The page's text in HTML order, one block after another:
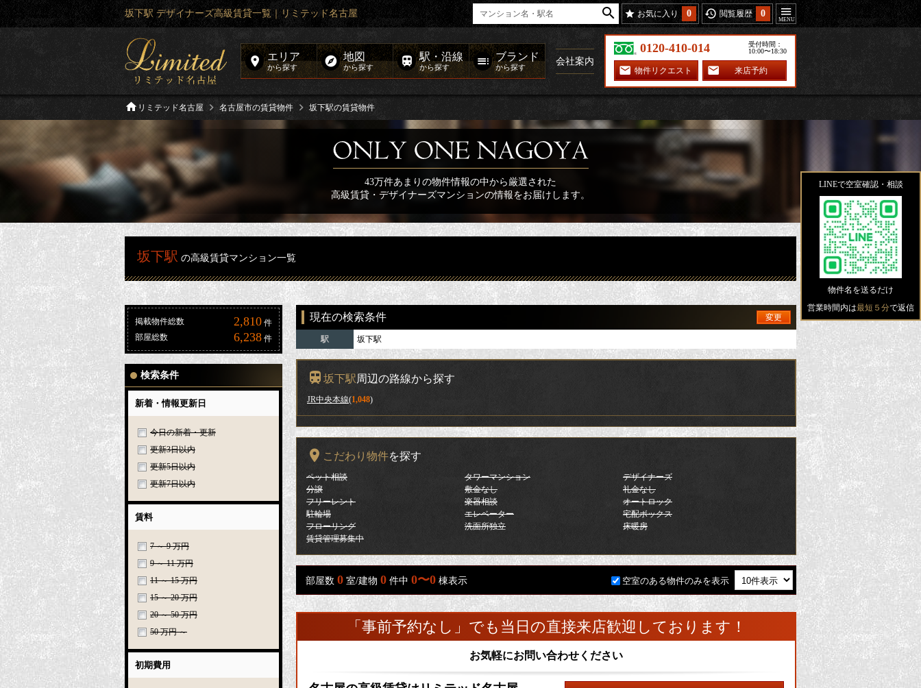
坂下駅 デザイナーズ高級賃貸一覧｜リミテッド名古屋 お気に入り 0 閲覧履歴 0
エリア
から探す
地図
から探す
駅・沿線
から探す
ブランド
から探す
会社案内
0120-410-014
受付時間：
10:00〜18:30
物件リクエスト 来店予約
リミテッド名古屋 名古屋市の賃貸物件 坂下駅の賃貸物件
43万件あまりの物件情報の中から厳選された
高級賃貸・デザイナーズマンションの情報をお届けします。
坂下駅 の高級賃貸マンション一覧
掲載物件総数 2,810 件
部屋総数
6,238 件
検索条件
新着・情報更新日
今日の新着・更新
更新3日以内
更新5日以内
更新7日以内
賃料
7 ～ 9 万円
9 ～ 11 万円
11 ～ 15 万円
15 ～ 20 万円
20 ～ 50 万円
50 万円 ～
初期費用
現在の検索条件 変更
駅 坂下駅
坂下駅周辺の路線から探す
JR中央本線(1,048)
こだわり物件を探す
ペット相談 タワーマンション
デザイナーズ
分譲
敷金なし
礼金なし
フリーレント
楽器相談
オートロック
駐輪場
エレベーター
宅配ボックス
フローリング
洗面所独立
床暖房
賃貸管理募集中
部屋数 0 室/建物 0 件中 0〜0 棟表示 空室のある物件のみを表示
「事前予約なし」でも当日の直接来店歓迎しております！
お気軽にお問い合わせください
LINEで空室確認・相談
物件名を送るだけ
営業時間内は最短５分で返信